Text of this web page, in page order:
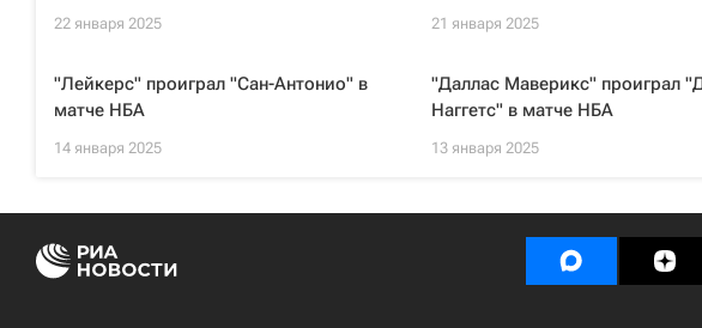
22 января 2025 21 января 2025
"Лейкерс" проиграл "Сан-Антонио" в
матче НБА
14 января 2025
"Даллас Маверикс" проиграл
Наггетс" в матче НБА
13 января 2025